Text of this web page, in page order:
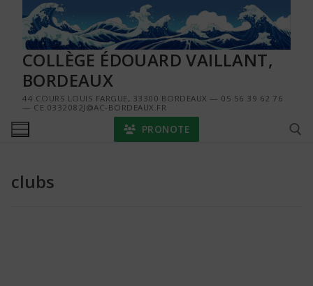
contenu
COLLÈGE ÉDOUARD VAILLANT,
BORDEAUX
44 COURS LOUIS FARGUE, 33300 BORDEAUX — 05 56 39 62 76
— CE.0332082J@AC-BORDEAUX.FR
PRONOTE
clubs